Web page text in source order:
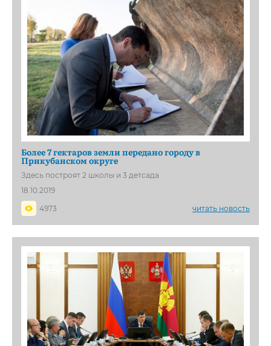
Более 7 гектаров земли передано городу в
Прикубанском округе
Здесь построят 2 школы и 3 детсада
18.10.2019
4973
читать новость